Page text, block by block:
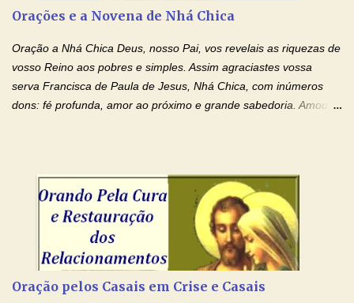
amo. Nós precisamos desesperadamente de cura física e
espiritual, através do toque consolador de tuas Mãos
ensanguentadas e infinitamente poderosas. Eu reconheço,
apesar de toda a minha limitação e da infinidade dos meus ...
Orações e a Novena de Nhá Chica
Oração a Nhá Chica Deus, nosso Pai, vos revelais as riquezas de
vosso Reino aos pobres e simples. Assim agraciastes vossa
serva Francisca de Paula de Jesus, Nhá Chica, com inúmeros
dons: fé profunda, amor ao próximo e grande sabedoria. Amou a
Senhor Jesus Cristo, vosso Filho, na unidade do Espírito Santo.
Amém. Novena a Nhá Chica (Oração para obter os favores
celestiais através da intercessão da Serva de Deus Nhá Chica)
(Rezar durante nove dias seguidos ou intercalados) Nhá Chica,
recorro a vós como intercessora entre a Bondade Divina e as
entregueis nas mãos do Santíssimo o meu pedido urgente (Fazer
Oração pelos Casais em Crise e Casais